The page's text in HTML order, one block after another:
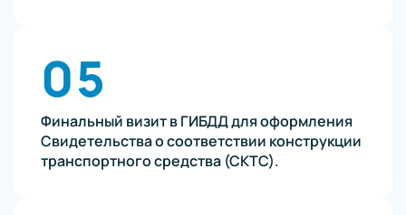
05
Финальный визит в ГИБДД для оформления
Свидетельства о соответствии конструкции
транспортного средства (СКТС).